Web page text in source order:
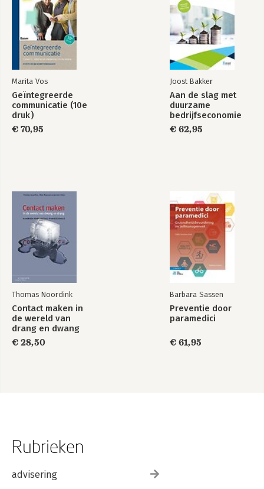
Bekijk alle boeken
Marita Vos
Geïntegreerde
communicatie (10e
druk)
€ 70,95
Joost Bakker
Aan de slag met
duurzame
bedrijfseconomie
€ 62,95
Thomas Noordink
Contact maken in
de wereld van
drang en dwang
€ 28,50
Barbara Sassen
Preventie door
paramedici
€ 61,95
Rubrieken
advisering